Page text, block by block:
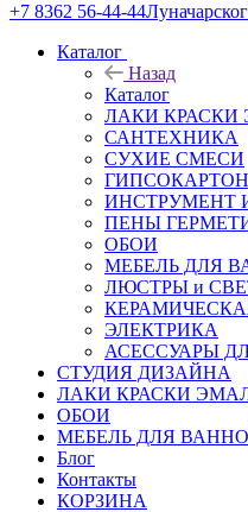
+7 8362 56-44-44
Каталог
Назад
Каталог
ЛАКИ КРАСКИ
САНТЕХНИКА
СУХИЕ СМЕСИ
ГИПСОКАРТОН
ИНСТРУМЕНТ
ПЕНЫ
ОБОИ
МЕБЕЛЬ ДЛЯ
ЛЮСТРЫ и
ЭЛЕКТРИКА
АСЕССУАРЫ
СТУДИЯ ДИЗАЙНА
ЛАКИ КРАСКИ
ОБОИ
МЕБЕЛЬ ДЛЯ
Блог
Контакты
КОРЗИНА